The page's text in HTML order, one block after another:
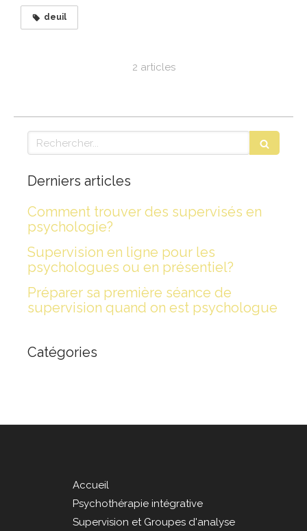
deuil
2 articles
Rechercher
Derniers articles
Comment trouver des supervisés en
psychologie?
Supervision en ligne pour les
psychologues ou en présentiel?
Préparer sa première séance de
supervision quand on est psychologue
Catégories
Accueil
Psychothérapie intégrative
Supervision et Groupes d'analyse